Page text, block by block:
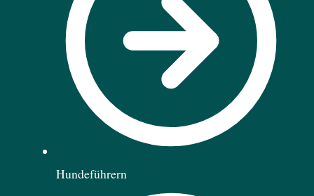
Hundeführern